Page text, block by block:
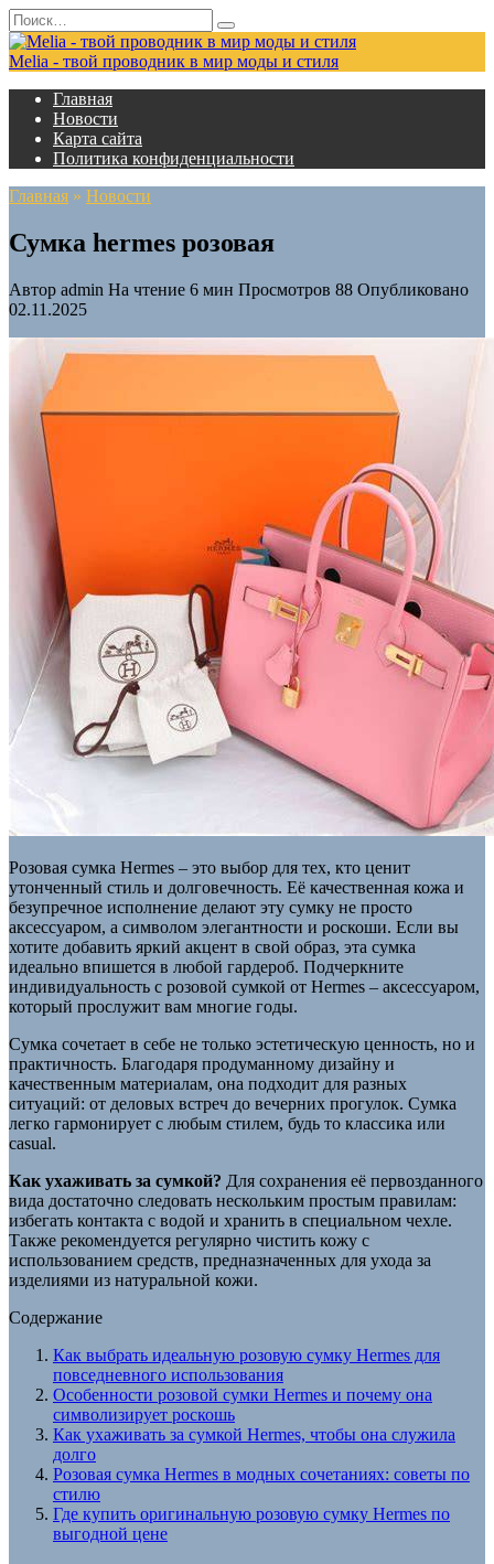
Перейти
к
содержанию
Search
for:
Melia - твой проводник в мир моды и стиля
Главная
Новости
Карта сайта
Политика конфиденциальности
Главная » Новости
Сумка hermes розовая
Автор admin На чтение 6 мин Просмотров 88 Опубликовано
02.11.2025
Розовая сумка Hermes – это выбор для тех, кто ценит
утонченный стиль и долговечность. Её качественная кожа и
безупречное исполнение делают эту сумку не просто
аксессуаром, а символом элегантности и роскоши. Если вы
хотите добавить яркий акцент в свой образ, эта сумка
идеально впишется в любой гардероб. Подчеркните
индивидуальность с розовой сумкой от Hermes – аксессуаром,
который прослужит вам многие годы.
Сумка сочетает в себе не только эстетическую ценность, но и
практичность. Благодаря продуманному дизайну и
качественным материалам, она подходит для разных
ситуаций: от деловых встреч до вечерних прогулок. Сумка
легко гармонирует с любым стилем, будь то классика или
casual.
Как ухаживать за сумкой? Для сохранения её первозданного
вида достаточно следовать нескольким простым правилам:
избегать контакта с водой и хранить в специальном чехле.
Также рекомендуется регулярно чистить кожу с
использованием средств, предназначенных для ухода за
изделиями из натуральной кожи.
Содержание
Как выбрать идеальную розовую сумку Hermes для
повседневного использования
Особенности розовой сумки Hermes и почему она
символизирует роскошь
Как ухаживать за сумкой Hermes, чтобы она служила
долго
Розовая сумка Hermes в модных сочетаниях: советы по
стилю
Где купить оригинальную розовую сумку Hermes по
выгодной цене